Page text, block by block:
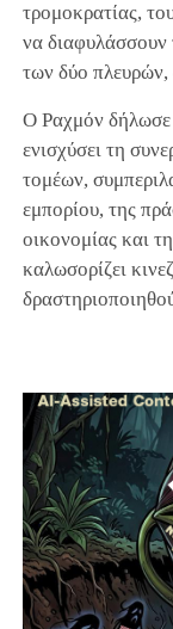
τρομοκρατίας,
να διαφυλάσσουν
των δύο
Ο Ραχμόν δήλωσε
ενισχύσει τη
τομέων,
εμπορίου, της
οικονομίας και
καλωσορίζει